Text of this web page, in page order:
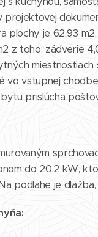
projektovej
plochy je 62,93
z toho: zádverie
vo vstupnej
prislúcha
do 20,2 kW,
podlahe je